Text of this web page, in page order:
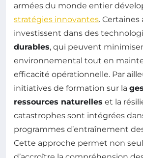
armées du monde entier
stratégies innovantes. Certaines
investissent dans des
durables, qui peuvent
environnemental tout en
efficacité opérationnelle. Par
initiatives de formation sur la
ressources naturelles et la
catastrophes sont intégrées
programmes d’entraînement
Cette approche permet non